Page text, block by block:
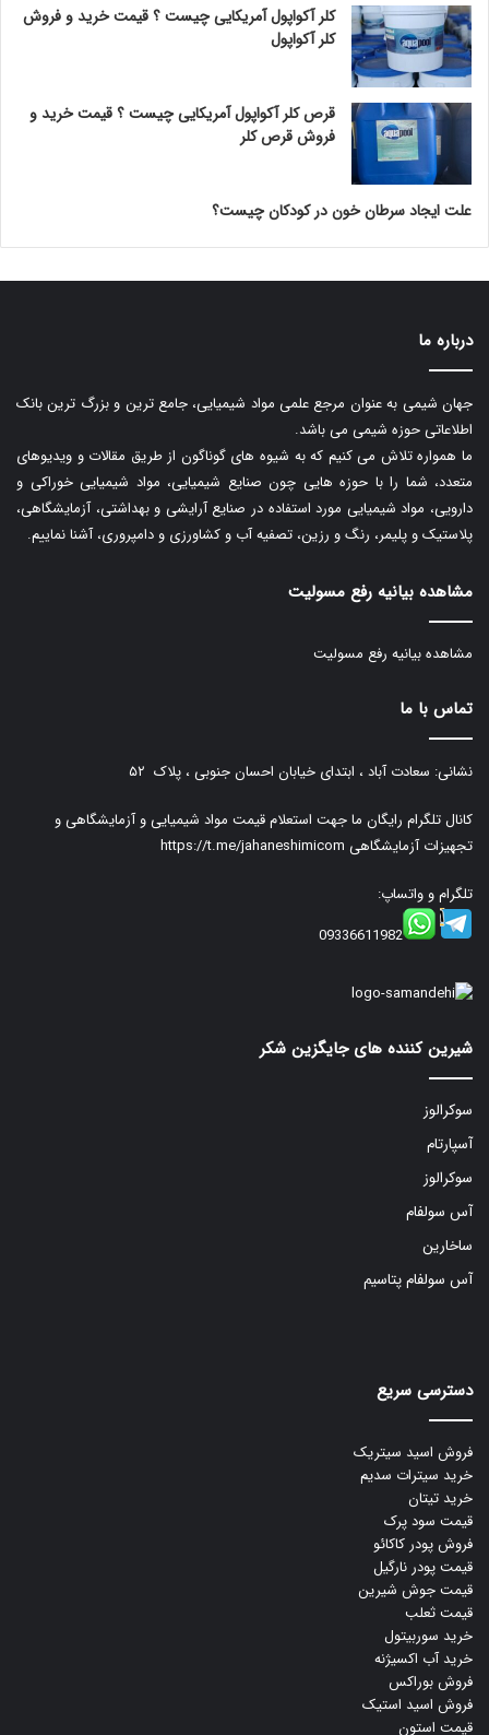
کلر آکواپول آمریکایی چیست ؟ قیمت خرید و فروش
کلر آکواپول
قرص کلر آکواپول آمریکایی چیست ؟ قیمت خرید و
فروش قرص کلر
علت ایجاد سرطان خون در کودکان چیست؟
درباره ما
جهان شیمی به عنوان مرجع علمی مواد شیمیایی، جامع ترین و بزرگ ترین بانک
اطلاعاتی حوزه شیمی می باشد.
ما همواره تلاش می کنیم که به شیوه های گوناگون از طریق مقالات و ویدیوهای
متعدد، شما را با حوزه هایی چون صنایع شیمیایی، مواد شیمیایی خوراکی و
دارویی، مواد شیمیایی مورد استفاده در صنایع آرایشی و بهداشتی، آزمایشگاهی،
پلاستیک و پلیمر، رنگ و رزین، تصفیه آب و کشاورزی و دامپروری، آشنا نماییم.
مشاهده بیانیه رفع مسولیت
مشاهده بیانیه رفع مسولیت
تماس با ما
نشانی: سعادت آباد ، ابتدای خیابان احسان جنوبی ، پلاک ۵۲
کانال تلگرام رایگان ما جهت استعلام قیمت مواد شیمیایی و آزمایشگاهی و
تجهیزات آزمایشگاهی https://t.me/jahaneshimicom
تلگرام و واتساپ:
09336611982
شیرین کننده های جایگزین شکر
سوکرالوز
آسپارتام
سوکرالوز
آس سولفام
ساخارین
آس سولفام پتاسیم
دسترسی سریع
فروش اسید سیتریک
خرید سیترات سدیم
خرید تیتان
قیمت سود پرک
فروش پودر کاکائو
قیمت پودر نارگیل
قیمت جوش شیرین
قیمت ثعلب
خرید سوربیتول
خرید آب اکسیژنه
فروش بوراکس
فروش اسید استیک
قیمت استون